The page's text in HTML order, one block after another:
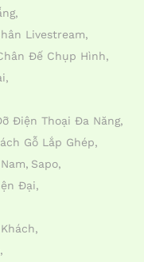
Livestream
Đế Chụp Hình
Điện Thoại Đa Năng
Gỗ Lắp Ghép
Sapo
Đại